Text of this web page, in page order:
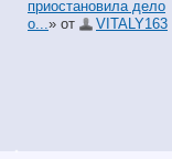
приостановила дело
о... » от VITALY163